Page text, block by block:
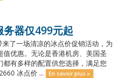
务器仅499元起
了一场清凉的冰点价促销活动，为
优惠。无论是香港机房、美国圣
有多样的配置供您选择，满足您
冰点价 ...
En savoir plus »